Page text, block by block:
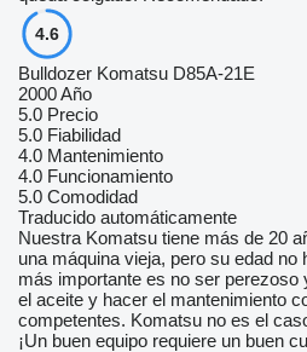
4.6
Bulldozer Komatsu D85A-21E
2000 Año
5.0 Precio
5.0 Fiabilidad
4.0 Mantenimiento
4.0 Funcionamiento
5.0 Comodidad
Traducido automáticamente
Nuestra Komatsu tiene más de 20
una máquina vieja, pero su edad no
más importante es no ser
el aceite y hacer el mantenimiento
competentes. Komatsu no es el
¡Un buen equipo requiere un buen